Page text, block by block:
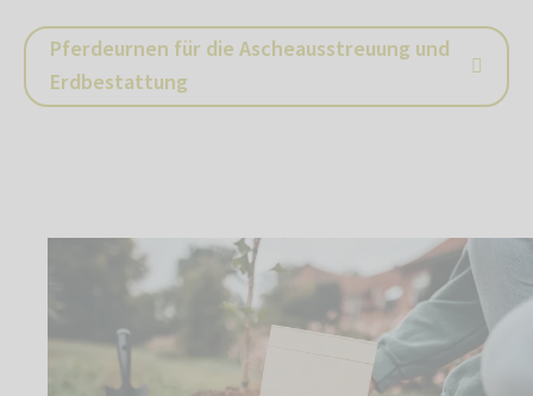
Pferdeurnen für die Ascheausstreuung und
Erdbestattung